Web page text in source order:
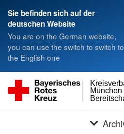
Sie befinden sich auf der
deutschen Website
You are on the German website,
you can use the switch to switch to
the English one
München